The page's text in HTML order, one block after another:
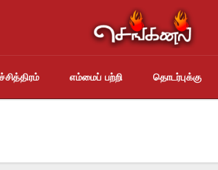
எம்மைப் பற்றி தொடர்புக்கு